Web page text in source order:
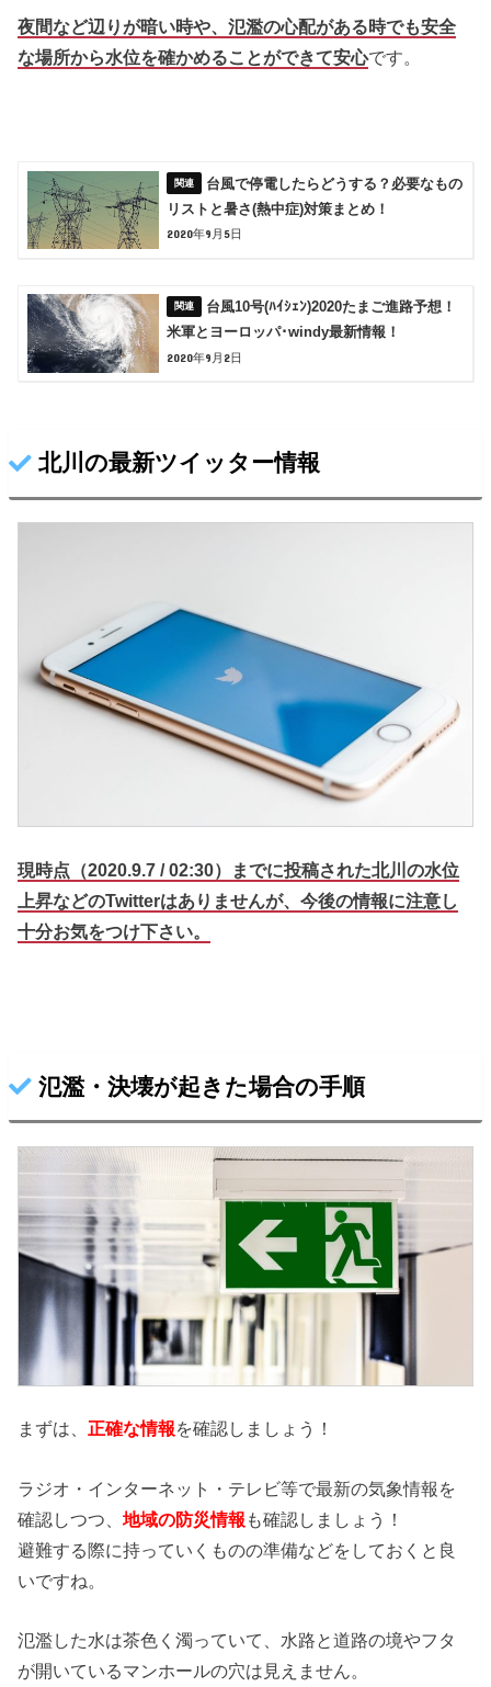
夜間など辺りが暗い時や、氾濫の心配がある時でも安全
な場所から水位を確かめることができて安心です。
台風で停電したらどうする？必要なもの
リストと暑さ(熱中症)対策まとめ！
2020年9月5日
台風10号(ﾊｲｼｪﾝ)2020たまご進路予想！
米軍とヨーロッパ･windy最新情報！
2020年9月2日
北川の最新ツイッター情報
現時点（2020.9.7 / 02:30）までに投稿された北川の水位
上昇などのTwitterはありませんが、今後の情報に注意し
十分お気をつけ下さい。
氾濫・決壊が起きた場合の手順
まずは、 正確な情報を確認しましょう！
ラジオ・インターネット・テレビ等で最新の気象情報を
確認しつつ、地域の防災情報 も確認しましょう！
避難する際に持っていくものの準備などをしておくと良
いですね。
氾濫した水は茶色く濁っていて、水路と道路の境やフタ
が開いているマンホールの穴は見えません。